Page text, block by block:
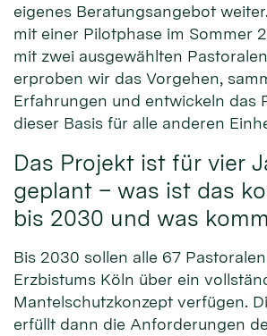
eigenes Beratungsangebot
mit einer Pilotphase im Sommer
mit zwei ausgewählten
erproben wir das Vorgehen,
Erfahrungen und entwickeln das
dieser Basis für alle anderen
Das Projekt ist für vier
geplant – was ist das
bis 2030 und was
Bis 2030 sollen alle 67
Erzbistums Köln über ein
Mantelschutzkonzept verfügen.
erfüllt dann die Anforderungen